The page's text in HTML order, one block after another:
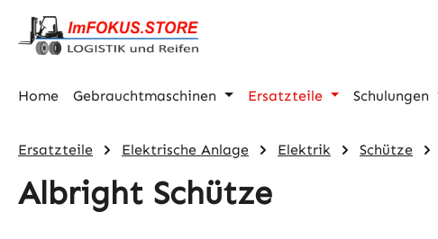
Hauptinhalt springen
Zur Suche springen
Zur Hauptnavigation springen
Home Gebrauchtmaschinen Ersatzteile Schulungen
Ersatzteile Elektrische Anlage Elektrik Schütze
Albright Schütze